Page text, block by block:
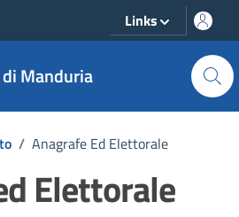
Links
Manduria
/ Anagrafe Ed Elettorale
Elettorale